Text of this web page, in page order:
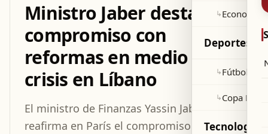
Ministro Jaber destaca
compromiso con
reformas en medio de
crisis en Líbano
El ministro de Finanzas Yassin Jaber
reafirma en París el compromiso de Líbano
↳Economía
Deportes
↳Fútbol
↳Copa
Tecnología